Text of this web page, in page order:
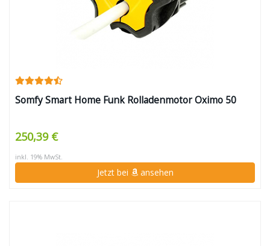
Somfy Smart Home Funk Rolladenmotor Oximo 50
250,39 €
inkl. 19% MwSt.
Jetzt bei ansehen